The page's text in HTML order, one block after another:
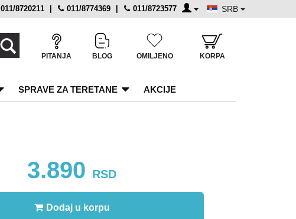
011/8720211 | 011/8774369 | 011/8723577 SRB
PITANJA BLOG OMILJENO KORPA
SPRAVE ZA TERETANE AKCIJE
3.890 RSD
Dodaj u korpu